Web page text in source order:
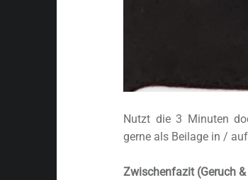
Nutzt die 3 Minuten
gerne als Beilage in /
Zwischenfazit (Geruch